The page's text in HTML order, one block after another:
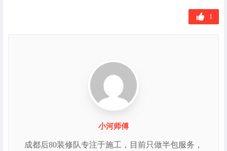
1
小河师傅
成都后80装修队专注于施工，目前只做半包服务，